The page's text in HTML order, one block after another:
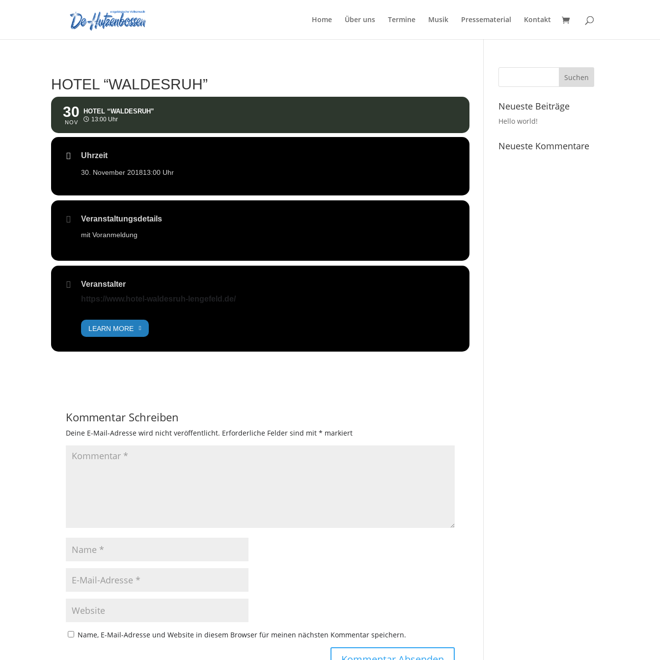
Home Über uns Termine Musik Pressematerial Kontakt
HOTEL “WALDESRUH”
30
NOV
HOTEL “WALDESRUH”
13:00 Uhr
Uhrzeit
30. November 201813:00 Uhr
Veranstaltungsdetails
mit Voranmeldung
Veranstalter
https://www.hotel-waldesruh-lengefeld.de/
LEARN MORE
Kommentar Schreiben
Deine E-Mail-Adresse wird nicht veröffentlicht. Erforderliche Felder sind mit* markiert
Name, E-Mail-Adresse und Website in diesem Browser für meinen nächsten Kommentar speichern.
Neueste Beiträge
Hello world!
Neueste Kommentare